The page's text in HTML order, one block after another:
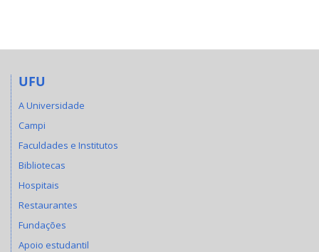
UFU
A Universidade
Campi
Faculdades e Institutos
Bibliotecas
Hospitais
Restaurantes
Fundações
Apoio estudantil